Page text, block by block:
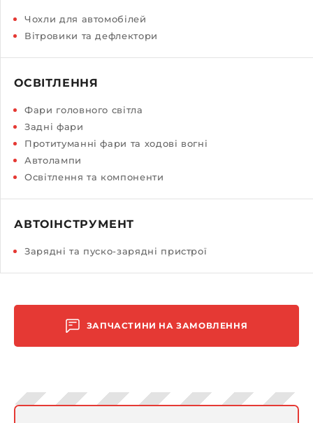
Чохли для автомобілей
Вітровики та дефлектори
ОСВІТЛЕННЯ
Фари головного світла
Задні фари
Протитуманні фари та ходові вогні
Автолампи
Освітлення та компоненти
АВТОІНСТРУМЕНТ
Зарядні та пуско-зарядні пристрої
ЗАПЧАСТИНИ НА ЗАМОВЛЕННЯ